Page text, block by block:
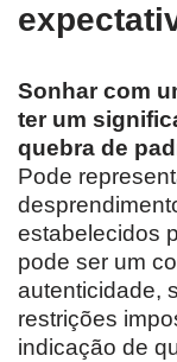
Sonhar com
ter um
quebra de
Pode
estabelecidos
pode ser um
autenticidade,
restrições
indicação de